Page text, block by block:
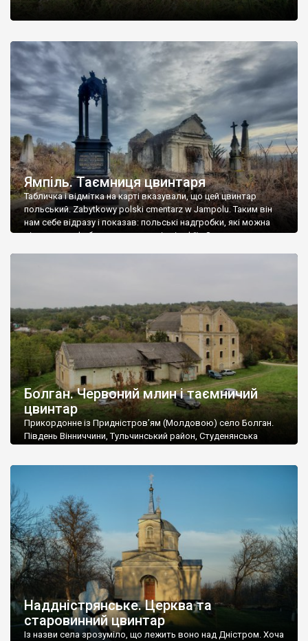
Ямпіль. Таємниця цвинтаря
Табличка і відмітка на карті вказували, що цей цвинтар
польський. Zabytkowy polski cmentarz w Jampolu. Таким він
нам себе відразу і показав: польські надгробки, які можна
віднести до фабричних, польські епітафії… Загалом цвинтар
Болган. Червоний млин і таємничий
цвинтар
Прикордонне із Придністров’ям (Молдовою) село Болган.
Південь Вінниччини, Тульчинський район, Студенянська
старовинний цвинтар із кам’яними хрестами. Всі епітафії, які
збереглися, написані кирилицею, церковнослов’янською
мовою. За всіма традиційними ознаками – цвинтар
український. Хрести датуються 19 століттям. У 1924-1940
роках Болган […]
Наддністрянське. Церква та
старовинний цвинтар
Із назви села зрозуміло, що лежить воно над Дністром. Хоча